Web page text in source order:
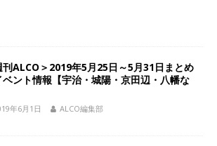
刊ALCO＞2019年5月25日～5月31日まとめ
ベント情報【宇治・城陽・京田辺・八幡な
年6月1日 ALCO編集部